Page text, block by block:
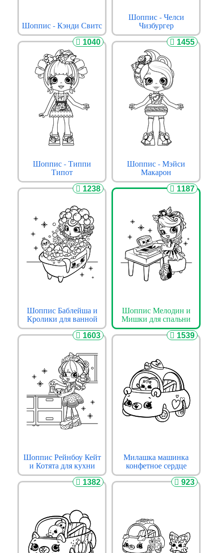
Шоппис - Кэнди Свитс
Шоппис - Челси
Чизбургер
1040
Шоппис - Типпи
Типот
1455
Шоппис - Мэйси
Макарон
1238
Шоппис Баблейша и
Кролики для ванной
1187
Шоппис Мелодин и
Мишки для спальни
1603
Шоппис Рейнбоу Кейт
и Котята для кухни
1539
Милашка машинка
конфетное сердце
1382 923